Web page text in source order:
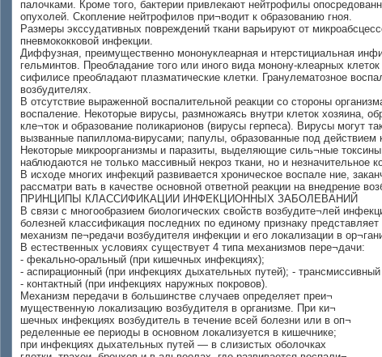
палочками. Кроме того, бактерии привлекают нейтрофилы
опухолей. Скопление нейтрофилов при¬водит к образованию гноя.
Размеры экссудативных повреждений ткани варьируют от
пневмококковой инфекции.
Диффузная, преимущественно мононуклеарная и нтерстициальная
гельминтов. Преобладание того или иного вида монону-клеарных
сифилисе преобладают плазматические клетки. Гранулематозное
возбудителях.
В отсутствие выраженной воспалительной реакции со стороны
воспаление. Некоторые вирусы, размножаясь внутри клеток хозяина,
кле¬ток и образование поликарионов (вирусы герпеса). Вирусы могут
вызванные папиллома-вирусами; папулы, образованные под действием
Некоторые микроорганизмы и паразиты, выделяющие силь¬ные
наблюдаются не только массивный некроз ткани, но и незначительное
В исходе многих инфекций развивается хроническое воспале ние,
рассматри вать в качестве основной ответной реакции на внедрение
ПРИНЦИПЫ КЛАССИФИКАЦИИ ИНФЕКЦИОННЫХ ЗАБОЛЕВАНИЙ
В связи с многообразием биологических свойств возбудите¬лей
болезней классификация последних по единому признаку
механизм пе¬редачи возбудителя инфекции и его локализации в
В естественных условиях существует 4 типа механизмов пере¬дачи:
- фекально-оральный (при кишечных инфекциях);
- аспирационный (при инфекциях дыхательных путей); -
- контактный (при инфекциях наружных покровов).
Механизм передачи в большинстве случаев определяет преи¬
мущественную локализацию возбудителя в организме. При ки¬
шечных инфекциях возбудитель в течение всей болезни или в оп¬
ределенные ее периоды в основном локализуется в кишечнике;
при инфекциях дыхательных путей — в слизистых оболочках